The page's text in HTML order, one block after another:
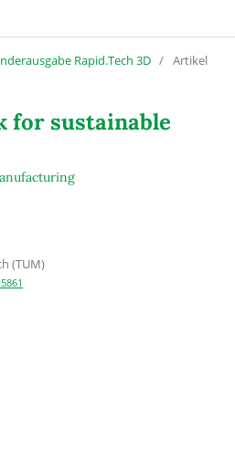
Rapid.Tech 3D / Artikel
for sustainable
(TUM)